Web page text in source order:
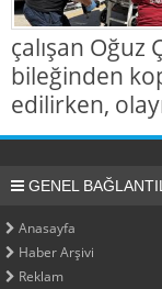
çalışan Oğuz
bileğinden
edilirken,
GENEL
Anasayfa
Haber Arşivi
Reklam